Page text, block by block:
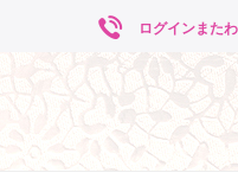
ログインまた